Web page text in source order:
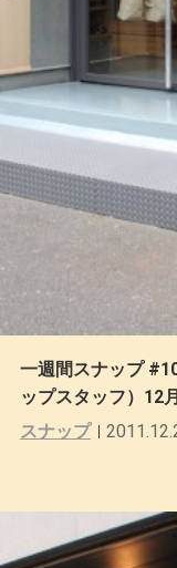
一週間スナップ
ップスタッフ）12
スナップ